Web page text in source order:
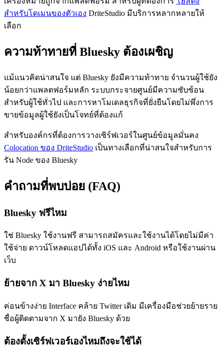
สำหรับโดเมนของตัวเอง DriteStudio มีบริการหลากหลายให้
เลือก
ความท้าทายที่ Bluesky ต้องเผชิญ
แม้แนวคิดน่าสนใจ แต่ Bluesky ยังมีความท้าทาย จำนวนผู้ใช้ยัง
น้อยกว่าแพลตฟอร์มหลัก ระบบกระจายศูนย์มีความซับซ้อน
สำหรับผู้ใช้ทั่วไป และการหาโมเดลธุรกิจที่ยั่งยืนโดยไม่พึ่งการ
ขายข้อมูลผู้ใช้ยังเป็นโจทย์ที่ต้องแก้
สำหรับองค์กรที่ต้องการวางเซิร์ฟเวอร์ในศูนย์ข้อมูลมั่นคง
Colocation ของ DriteStudio เป็นทางเลือกที่น่าสนใจสำหรับการ
รัน Node ของ Bluesky
คำถามที่พบบ่อย (FAQ)
Bluesky ฟรีไหม
ใช่ Bluesky ใช้งานฟรี สามารถสมัครและใช้งานได้โดยไม่มีค่า
ใช้จ่าย ดาวน์โหลดแอปได้ทั้ง iOS และ Android หรือใช้งานผ่าน
เว็บ
ย้ายจาก X มา Bluesky ง่ายไหม
ค่อนข้างง่าย Interface คล้าย Twitter เดิม มีเครื่องมือช่วยย้ายราย
ชื่อผู้ติดตามจาก X มายัง Bluesky ด้วย
ต้องตั้งเซิร์ฟเวอร์เองไหมถึงจะใช้ได้